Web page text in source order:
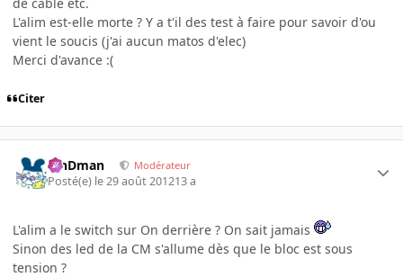
de cable etc.
L'alim est-elle morte ? Y a t'il des test à faire pour savoir d'ou
vient le soucis (j'ai aucun matos d'elec)
Merci d'avance :(
Citer
RinDman Modérateur
Posté(e) le 29 août 201213 a
L'alim a le switch sur On derrière ? On sait jamais
Sinon des led de la CM s'allume dès que le bloc est sous
tension ?